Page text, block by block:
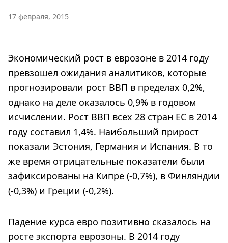
17 февраля, 2015
Экономический рост в еврозоне в 2014 году
превзошел ожидания аналитиков, которые
прогнозировали рост ВВП в пределах 0,2%,
однако на деле оказалось 0,9% в годовом
исчислении. Рост ВВП всех 28 стран ЕС в 2014
году составил 1,4%. Наибольший прирост
показали Эстония, Германия и Испания. В то
же время отрицательные показатели были
зафиксированы на Кипре (-0,7%), в Финляндии
(-0,3%) и Греции (-0,2%).
Падение курса евро позитивно сказалось на
росте экспорта еврозоны. В 2014 году